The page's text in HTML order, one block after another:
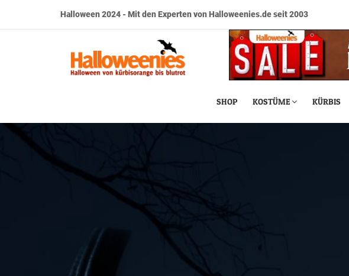
Halloween 2024 - Mit den Experten von Halloweenies.de seit 2003
SHOP KOSTÜME KÜRBIS